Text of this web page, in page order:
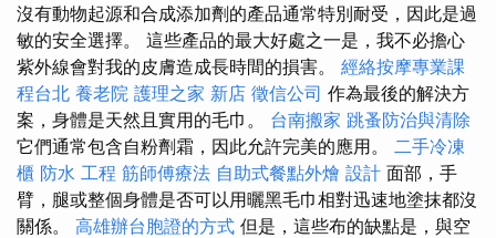
沒有動物起源和合成添加劑的產品通常特別耐受，因此是過
敏的安全選擇。 這些產品的最大好處之一是，我不必擔心
紫外線會對我的皮膚造成長時間的損害。 經絡按摩專業課
程台北 養老院 護理之家 新店 徵信公司 作為最後的解決方
案，身體是天然且實用的毛巾。 台南搬家 跳蚤防治與清除
它們通常包含自粉劑霜，因此允許完美的應用。 二手冷凍
櫃 防水 工程 筋師傅療法 自助式餐點外燴 設計 面部，手
臂，腿或整個身體是否可以用曬黑毛巾相對迅速地塗抹都沒
關係。 高雄辦台胞證的方式 但是，這些布的缺點是，與空